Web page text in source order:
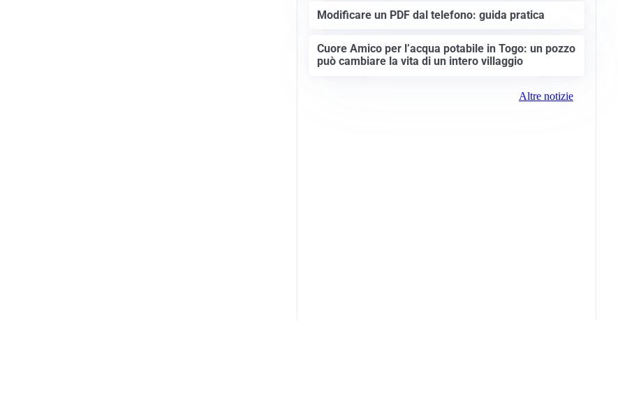
Modificare un PDF dal telefono: guida pratica
Cuore Amico per l’acqua potabile in Togo: un pozzo
può cambiare la vita di un intero villaggio
Altre notizie